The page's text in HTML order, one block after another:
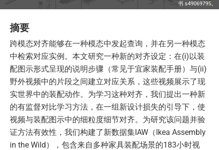
书 s49069795。
摘要
跨模态对齐能够在一种模态中发起查询，并在另一种模态
中检索对应实例。本文研究一种新的对齐设定：在(i)以装
配图示形式呈现的说明步骤（常见于宜家装配手册）与(ii)
野外视频中的片段之间建立对应关系，这些视频展示了现
实世界中的装配动作。为学习这种对齐，我们提出一种新
的有监督对比学习方法，在一组新设计损失的引导下，使
视频与装配图示中的细粒度细节对齐。为研究该问题并验
证方法有效性，我们构建了新数据集IAW（Ikea Assembly
in the Wild），包含来自多种家具装配场景的183小时视